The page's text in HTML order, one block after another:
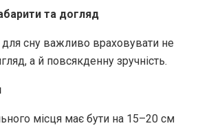
та догляд
сну важливо враховувати не
а й повсякденну зручність.
місця має бути на 15–20 см